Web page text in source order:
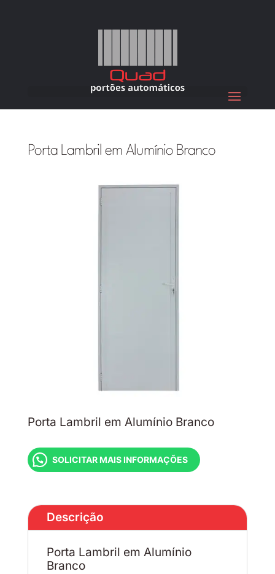
Porta Lambril em Alumínio Branco
Porta Lambril em Alumínio Branco
SOLICITAR MAIS INFORMAÇÕES
Descrição
Porta Lambril em Alumínio
Branco